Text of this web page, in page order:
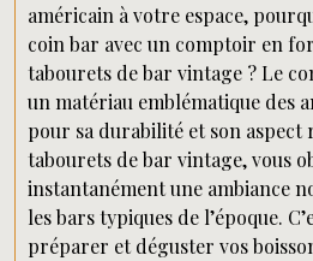
américain à votre espace,
coin bar avec un comptoir en
tabourets de bar vintage ? Le
un matériau emblématique des
pour sa durabilité et son aspect
tabourets de bar vintage, vous
instantanément une ambiance
les bars typiques de l’époque.
préparer et déguster vos